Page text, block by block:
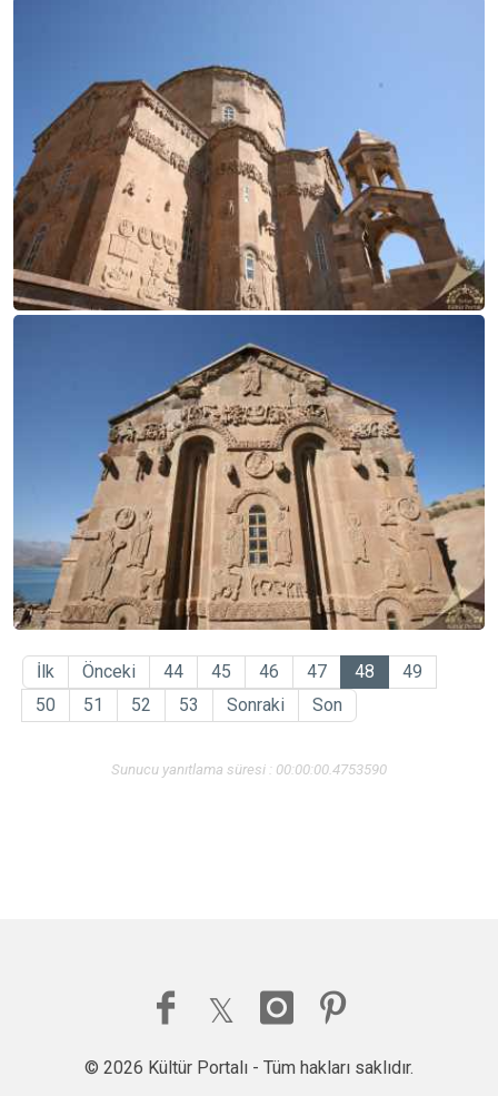
İlk Önceki 44 45 46 47 48
49
50
51 52 53 Sonraki Son
Sunucu yanıtlama süresi : 00:00:00.4753590
© 2026 Kültür Portalı - Tüm hakları saklıdır.